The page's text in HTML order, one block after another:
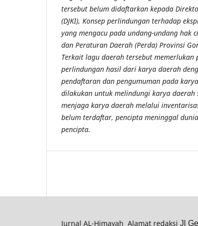
tersebut belum didaftarkan kepada
(DJKI), Konsep perlindungan terhadap
yang mengacu pada undang-undang hak
dan Peraturan Daerah (Perda) Provinsi
Terkait lagu daerah tersebut
perlindungan hasil dari karya daerah
pendaftaran dan pengumuman pada
dilakukan untuk melindungi karya
menjaga karya daerah melalui
belum terdaftar, pencipta meninggal
pencipta.
Jurnal AL-Himayah Alamat redaksi Jl